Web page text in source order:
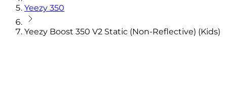
Yeezy 350
Yeezy Boost 350 V2 Static (Non-Reflective) (Kids)